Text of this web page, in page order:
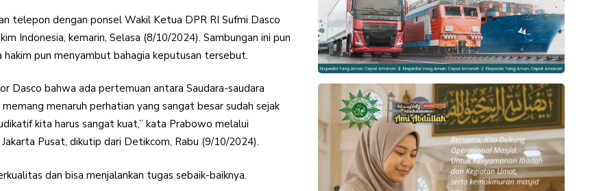
telepon dengan ponsel Wakil Ketua DPR RI Sufmi Dasco
Indonesia, kemarin, Selasa (8/10/2024). Sambungan ini pun
pun menyambut bahagia keputusan tersebut.
Dasco bahwa ada pertemuan antara Saudara-saudara
menaruh perhatian yang sangat besar sudah sejak
kita harus sangat kuat,” kata Prabowo melalui
Pusat, dikutip dari Detikcom, Rabu (9/10/2024).
dan bisa menjalankan tugas sebaik-baiknya.